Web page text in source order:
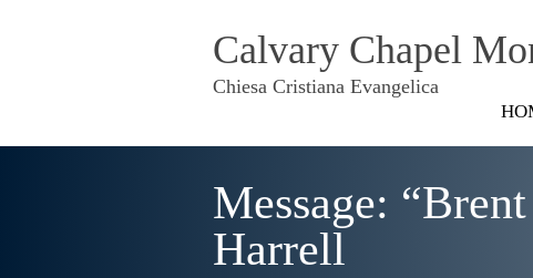
Calvary Chapel
Chiesa Cristiana Evangelica
Message:
Harrell